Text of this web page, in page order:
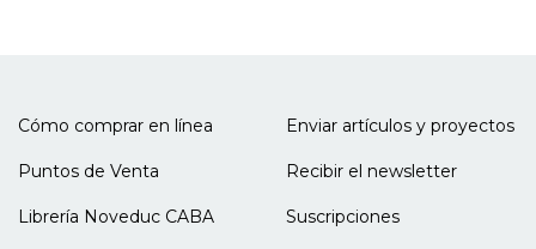
Cómo comprar en línea
Puntos de Venta
Librería Noveduc CABA
Enviar artículos y proyectos
Recibir el newsletter
Suscripciones